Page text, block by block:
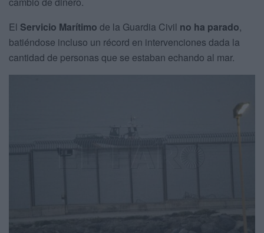
El Servicio Marítimo de la Guardia Civil no ha parado,
batiéndose incluso un récord en intervenciones dada la
cantidad de personas que se estaban echando al mar.